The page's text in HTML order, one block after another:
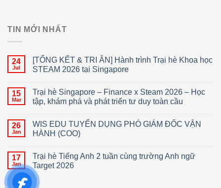
TIN MỚI NHẤT
24
Jul
[TỔNG KẾT & TRI ÂN] Hành trình Trại hè Khoa học
STEAM 2026 tại Singapore
15
Mar
Trại hè Singapore – Finance x Steam 2026 – Học
tập, khám phá và phát triển tư duy toàn cầu
26
Jan
WIS EDU TUYỂN DỤNG PHÓ GIÁM ĐỐC VẬN
HÀNH (COO)
17
Jan
Trại hè Tiếng Anh 2 tuần cùng trường Anh ngữ
Target 2026